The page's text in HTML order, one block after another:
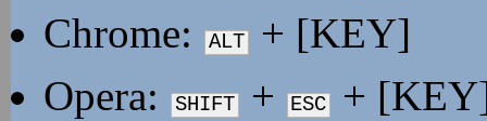
Chrome:
ALT
+ [KEY]
Opera:
SHIFT + ESC
+